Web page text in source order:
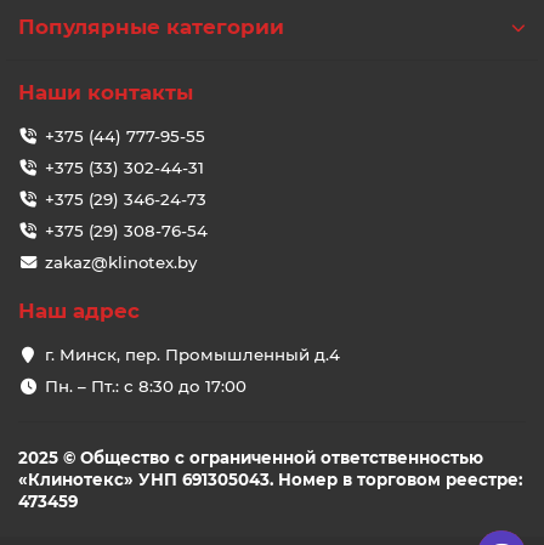
Популярные категории
Наши контакты
+375 (44) 777-95-55
+375 (33) 302-44-31
+375 (29) 346-24-73
+375 (29) 308-76-54
zakaz@klinotex.by
Наш адрес
г. Минск, пер. Промышленный д.4
Пн. – Пт.: с 8:30 до 17:00
2025 © Общество с ограниченной ответственностью
«Клинотекс» УНП 691305043. Номер в торговом реестре:
473459